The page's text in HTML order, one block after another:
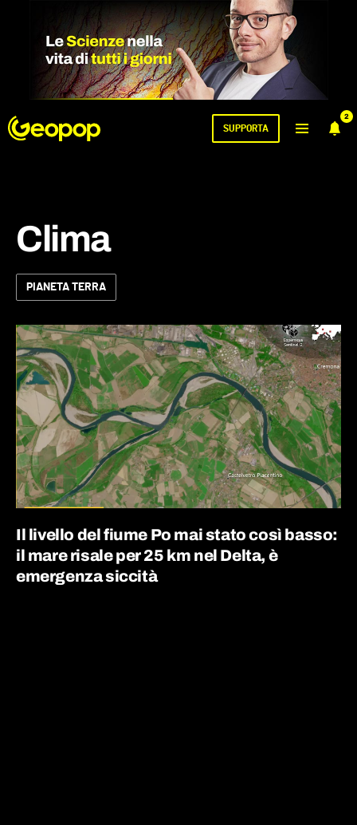
2
SUPPORTA
Clima
PIANETA TERRA
Il livello del fiume Po mai stato così basso:
il mare risale per 25 km nel Delta, è
emergenza siccità